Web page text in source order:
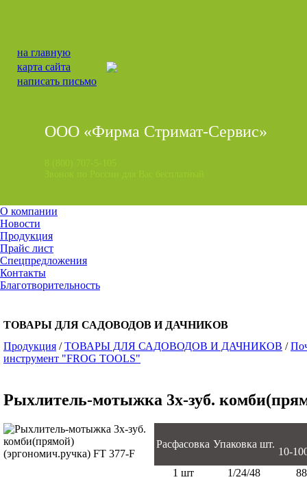
на главную
карта сайта
написать письмо
ООО «Фирма Стримат-Сервис»
О компании
Новости
Продукция
Прайс лист
Спецпредложения
Контакты
Благотворительность
ТОВАРЫ ДЛЯ САДОВОДОВ И ДАЧНИКОВ
Продукция /ТОВАРЫ ДЛЯ САДОВОДОВ И ДАЧНИКОВ /
инструмент "FROG TOOLS"
Рыхлитель-мотыжка 3х-зуб.
Расфасовка Упаковка шт.
10-
1 шт
1/24/48